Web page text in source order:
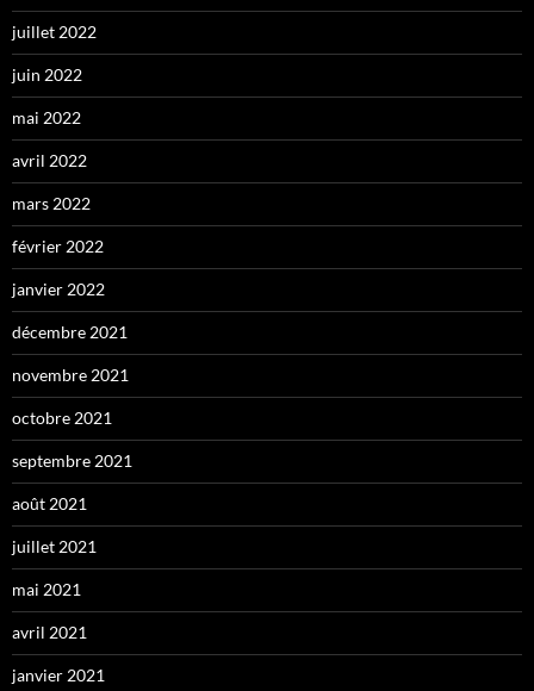
juillet 2022
juin 2022
mai 2022
avril 2022
mars 2022
février 2022
janvier 2022
décembre 2021
novembre 2021
octobre 2021
septembre 2021
août 2021
juillet 2021
mai 2021
avril 2021
janvier 2021